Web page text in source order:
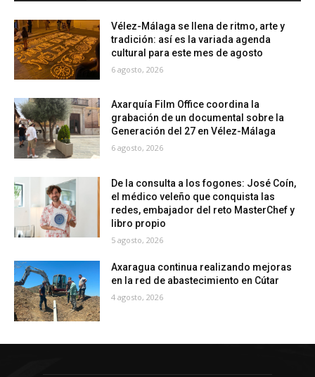
Vélez-Málaga se llena de ritmo, arte y
tradición: así es la variada agenda
cultural para este mes de agosto
6 agosto, 2026
Axarquía Film Office coordina la
grabación de un documental sobre la
Generación del 27 en Vélez-Málaga
6 agosto, 2026
De la consulta a los fogones: José Coín,
el médico veleño que conquista las
redes, embajador del reto MasterChef y
libro propio
5 agosto, 2026
Axaragua continua realizando mejoras
en la red de abastecimiento en Cútar
4 agosto, 2026